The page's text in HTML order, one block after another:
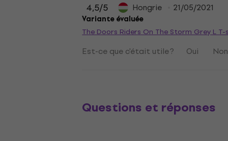
4,5/5 Hongrie 21/05/2021
Variante évaluée
The Doors Riders On The Storm Grey L
Est-ce que c'était utile ? Oui Non
Questions et réponses